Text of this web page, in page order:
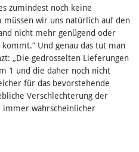
zumindest noch keine
müssen wir uns natürlich auf den
nicht mehr genügend oder
Und genau das tut man
„Die gedrosselten Lieferungen
1 und die daher noch nicht
für das bevorstehende
Verschlechterung der
immer wahrscheinlicher